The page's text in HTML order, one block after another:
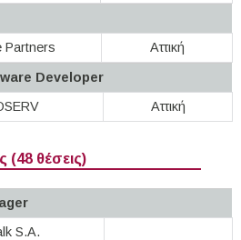
Partners
Αττική
Developer
Αττική
(48 θέσεις)
S.A.